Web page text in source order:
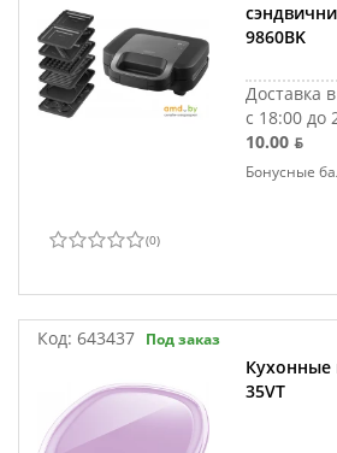
9860BK
Доставка
с 18:00 до
10.00 ƃ
Бонусные
(0)
Код: 643437 Под заказ
Кухонные
35VT